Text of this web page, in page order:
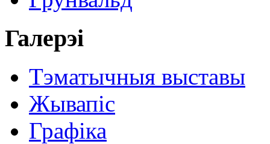
Галерэі
Тэматычныя выставы
Жывапіс
Графіка